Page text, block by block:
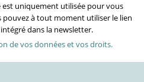
est uniquement utilisée pour vous
à tout moment utiliser le lien
dans la newsletter.
de vos données et vos droits.